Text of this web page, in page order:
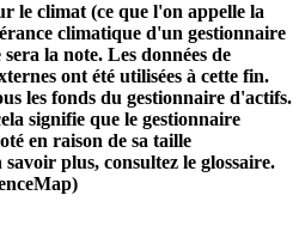
le climat (ce que l'on appelle la
climatique d'un gestionnaire
la note. Les données de
ont été utilisées à cette fin.
les fonds du gestionnaire d'actifs.
signifie que le gestionnaire
en raison de sa taille
plus, consultez le glossaire.